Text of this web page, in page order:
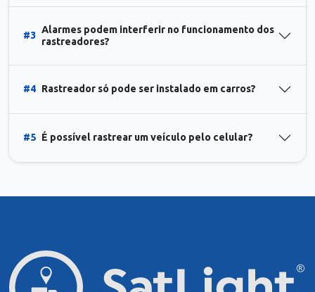
#3
Alarmes podem interferir no funcionamento dos
rastreadores?
#4 Rastreador só pode ser instalado em carros?
#5 É possível rastrear um veículo pelo celular?